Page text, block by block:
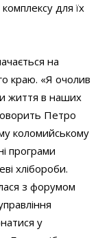
для їх
на
краю. «Я очолив
життя в наших
Петро
коломийському
програми
хлібороби.
з форумом
у